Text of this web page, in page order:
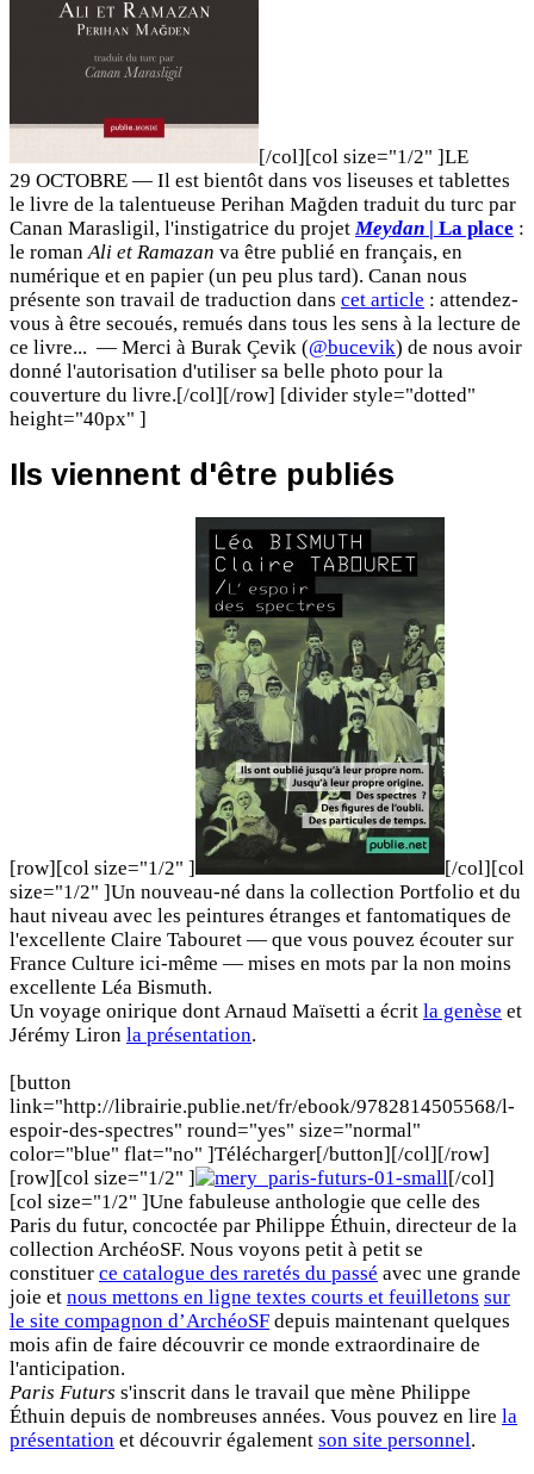
[/col][col size="1/2" ]LE
29 OCTOBRE — Il est bientôt dans vos liseuses et tablettes
le livre de la talentueuse Perihan Mağden traduit du turc par
Canan Marasligil, l'instigatrice du projetMeydan | La place :
le romanAli et Ramazan va être publié en français, en
numérique et en papier (un peu plus tard). Canan nous
présente son travail de traduction dans cet article : attendez-
vous à être secoués, remués dans tous les sens à la lecture de
ce livre... — Merci à Burak Çevik (@bucevik) de nous avoir
donné l'autorisation d'utiliser sa belle photo pour la
couverture du livre.[/col][/row] [divider style="dotted"
height="40px" ]
Ils viennent d'être publiés
[row][col size="1/2" ]
[/col][col
size="1/2" ]Un nouveau-né dans la collection Portfolio et du
haut niveau avec les peintures étranges et fantomatiques de
l'excellente Claire Tabouret — que vous pouvez écouter sur
France Culture ici-même — mises en mots par la non moins
excellente Léa Bismuth.
Un voyage onirique dont Arnaud Maïsetti a écrit la genèse et
Jérémy Liron la présentation.
[button
link="http://librairie.publie.net/fr/ebook/9782814505568/l-
espoir-des-spectres" round="yes" size="normal"
color="blue" flat="no" ]Télécharger[/button][/col][/row]
[row][col size="1/2" ]
[/col]
[col size="1/2" ]Une fabuleuse anthologie que celle des
Paris du futur, concoctée par Philippe Éthuin, directeur de la
collection ArchéoSF. Nous voyons petit à petit se
constituer ce catalogue des raretés du passé avec une grande
joie et nous mettons en ligne textes courts et feuilletons sur
le site compagnon d’ArchéoSF depuis maintenant quelques
mois afin de faire découvrir ce monde extraordinaire de
l'anticipation.
Paris Futurs s'inscrit dans le travail que mène Philippe
Éthuin depuis de nombreuses années. Vous pouvez en lire la
présentation et découvrir également son site personnel.